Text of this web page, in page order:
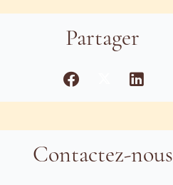
Partager
Contactez-nous